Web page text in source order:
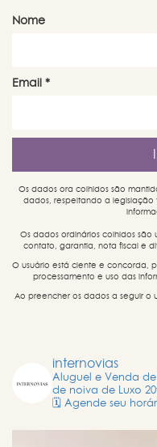
Nome
Email *
Os dados ora colhidos são
dados, respeitando a legislação
Os dados ordinários colhidos
contato, garantia, nota fiscal e
O usuário está ciente e concorda,
processamento e uso das
Ao preencher os dados a seguir o
internovias
Aluguel e Venda
de noiva de Luxo
🗓️ Agende seu